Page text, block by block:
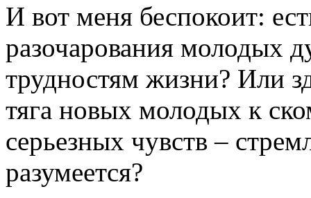
И вот меня беспокоит:
разочарования молодых
трудностям жизни? Или
тяга новых молодых к
серьезных чувств –
разумеется?